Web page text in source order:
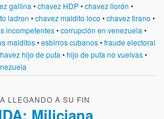
gallina •chavez HDP•chavez llorón •
ladron •chavez maldito loco •chavez tirano •
incompetentes•corrupción en venezuela •
malditos•esbirros cubanos•fraude electoral
hijo de puta •hijo de puta no vuelvas•
LLEGANDO A SU FIN